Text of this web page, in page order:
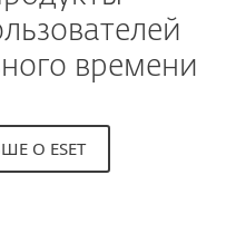
времени
О ESET